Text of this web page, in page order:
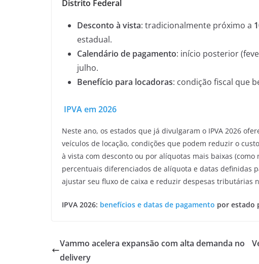
Distrito Federal
Desconto à vista: tradicionalmente próximo a
estadual.
Calendário de pagamento: início posterior
julho.
Benefício para locadoras: condição fiscal que
IPVA em 2026
Neste ano, os estados que já divulgaram o IPVA 2026
veículos de locação, condições que podem reduzir o
à vista com desconto ou por alíquotas mais baixas
percentuais diferenciados de alíquota e datas definidas
ajustar seu fluxo de caixa e reduzir despesas tributárias
IPVA 2026: benefícios e datas de pagamento por estado
Vammo acelera expansão com alta demanda no
delivery